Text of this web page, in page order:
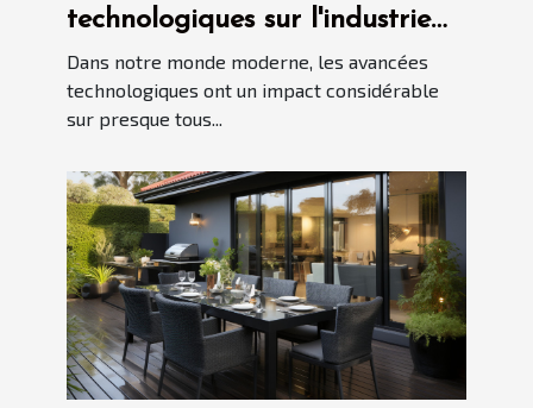
technologiques sur l'industrie
immobilière
Dans notre monde moderne, les avancées
technologiques ont un impact considérable
sur presque tous...